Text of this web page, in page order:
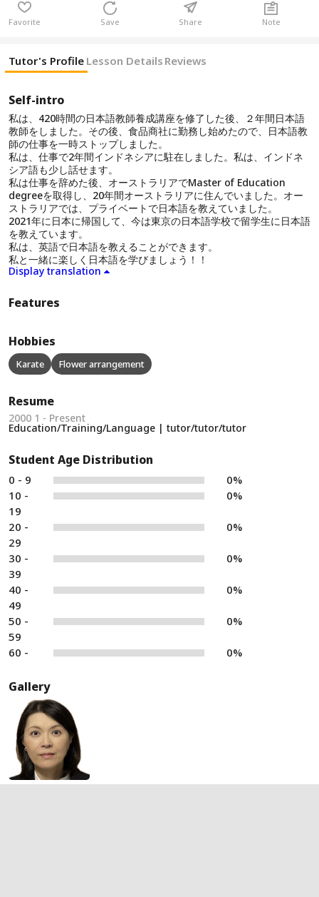
Favorite Save Share Note
Tutor's Profile Lesson Details Reviews
Self-intro
私は、420時間の日本語教師養成講座を修了した後、２年間日本語
教師をしました。その後、食品商社に勤務し始めたので、日本語教
師の仕事を一時ストップしました。
私は、仕事で2年間インドネシアに駐在しました。私は、インドネ
シア語も少し話せます。
私は仕事を辞めた後、オーストラリアでMaster of Education
degreeを取得し、20年間オーストラリアに住んでいました。オー
ストラリアでは、プライベートで日本語を教えていました。
2021年に日本に帰国して、今は東京の日本語学校で留学生に日本語
を教えています。
私は、英語で日本語を教えることができます。
私と一緒に楽しく日本語を学びましょう！！
Display translation
Features
Hobbies
Karate Flower arrangement
Resume
2000 1 - Present
Education/Training/Language | tutor/tutor/tutor
Student Age Distribution
0 - 9
0%
10 -
19
0%
20 -
29
0%
30 -
39
0%
40 -
49
0%
50 -
59
0%
60 - 0%
Gallery